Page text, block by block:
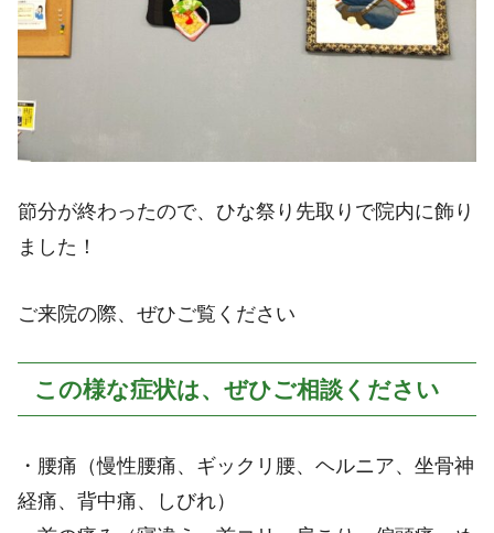
節分が終わったので、ひな祭り先取りで院内に飾り
ました！
ご来院の際、ぜひご覧ください
この様な症状は、ぜひご相談ください
・腰痛（慢性腰痛、ギックリ腰、ヘルニア、坐骨神
経痛、背中痛、しびれ）